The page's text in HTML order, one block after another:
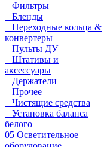
Фильтры
Бленды
Переходные кольца &
конвертеры
Пульты ДУ
Штативы и
аксессуары
Держатели
Прочее
Чистящие средства
Установка баланса
белого
05 Осветительное